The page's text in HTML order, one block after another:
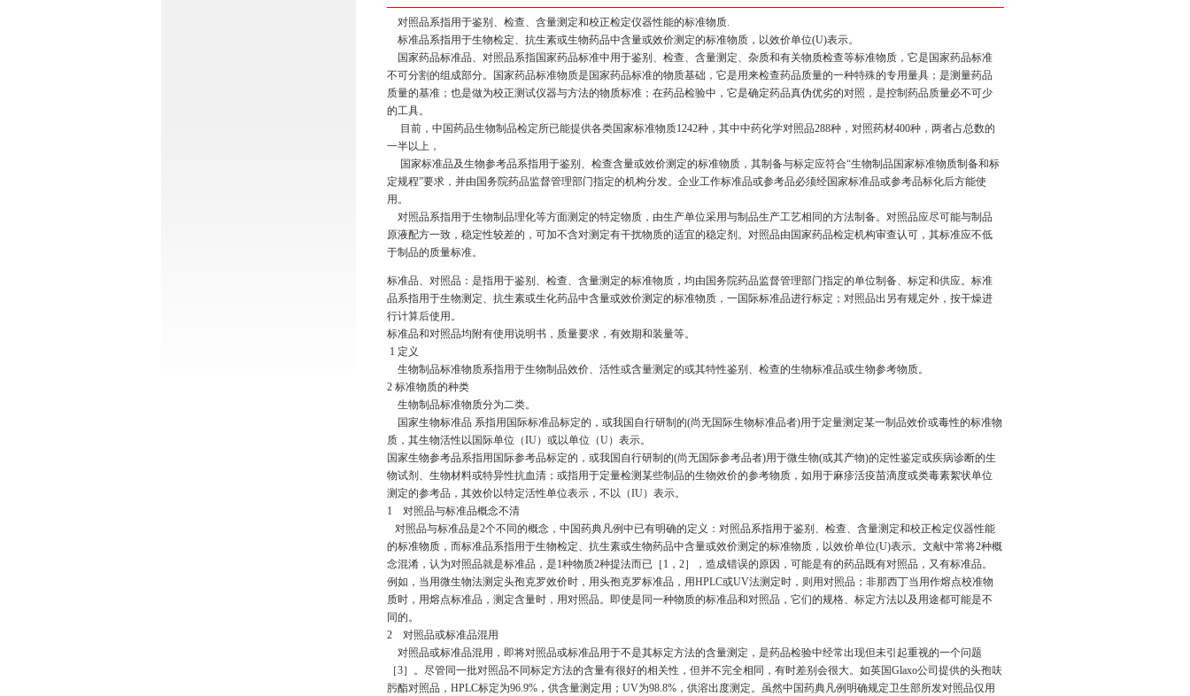
对照品系指用于鉴别、检查、含量测定和校正检定仪器性能的标准物质.
标准品系指用于生物检定、抗生素或生物药品中含量或效价测定的标准物质，以效价单位(U)表示。
国家药品标准品、对照品系指国家药品标准中用于鉴别、检查、含量测定、杂质和有关物质检查等标准物质，它是国家药品标准
不可分割的组成部分。国家药品标准物质是国家药品标准的物质基础，它是用来检查药品质量的一种特殊的专用量具；是测量药品
质量的基准；也是做为校正测试仪器与方法的物质标准；在药品检验中，它是确定药品真伪优劣的对照，是控制药品质量必不可少
的工具。
目前，中国药品生物制品检定所已能提供各类国家标准物质1242种，其中中药化学对照品288种，对照药材400种，两者占总数的
一半以上，
国家标准品及生物参考品系指用于鉴别、检查含量或效价测定的标准物质，其制备与标定应符合“生物制品国家标准物质制备和标
定规程”要求，并由国务院药品监督管理部门指定的机构分发。企业工作标准品或参考品必须经国家标准品或参考品标化后方能使
用。
对照品系指用于生物制品理化等方面测定的特定物质，由生产单位采用与制品生产工艺相同的方法制备。对照品应尽可能与制品
原液配方一致，稳定性较差的，可加不含对测定有干扰物质的适宜的稳定剂。对照品由国家药品检定机构审查认可，其标准应不低
于制品的质量标准。
标准品、对照品：是指用于鉴别、检查、含量测定的标准物质，均由国务院药品监督管理部门指定的单位制备、标定和供应。标准
品系指用于生物测定、抗生素或生化药品中含量或效价测定的标准物质，一国际标准品进行标定；对照品出另有规定外，按干燥进
行计算后使用。
标准品和对照品均附有使用说明书，质量要求，有效期和装量等。
1 定义
生物制品标准物质系指用于生物制品效价、活性或含量测定的或其特性鉴别、检查的生物标准品或生物参考物质。
2 标准物质的种类
生物制品标准物质分为二类。
国家生物标准品 系指用国际标准品标定的，或我国自行研制的(尚无国际生物标准品者)用于定量测定某一制品效价或毒性的标准物
质，其生物活性以国际单位（IU）或以单位（U）表示。
国家生物参考品系指用国际参考品标定的，或我国自行研制的(尚无国际参考品者)用于微生物(或其产物)的定性鉴定或疾病诊断的生
物试剂、生物材料或特异性抗血清；或指用于定量检测某些制品的生物效价的参考物质，如用于麻疹活疫苗滴度或类毒素絮状单位
测定的参考品，其效价以特定活性单位表示，不以（IU）表示。
1 对照品与标准品概念不清
对照品与标准品是2个不同的概念，中国药典凡例中已有明确的定义：对照品系指用于鉴别、检查、含量测定和校正检定仪器性能
的标准物质，而标准品系指用于生物检定、抗生素或生物药品中含量或效价测定的标准物质，以效价单位(U)表示。文献中常将2种概
念混淆，认为对照品就是标准品，是1种物质2种提法而已［1，2］，造成错误的原因，可能是有的药品既有对照品，又有标准品。
例如，当用微生物法测定头孢克罗效价时，用头孢克罗标准品，用HPLC或UV法测定时，则用对照品；非那西丁当用作熔点校准物
质时，用熔点标准品，测定含量时，用对照品。即使是同一种物质的标准品和对照品，它们的规格、标定方法以及用途都可能是不
同的。
2 对照品或标准品混用
对照品或标准品混用，即将对照品或标准品用于不是其标定方法的含量测定，是药品检验中经常出现但未引起重视的一个问题
［3］。尽管同一批对照品不同标定方法的含量有很好的相关性，但并不完全相同，有时差别会很大。如英国Glaxo公司提供的头孢呋
肟酯对照品，HPLC标定为96.9%，供含量测定用；UV为98.8%，供溶出度测定。虽然中国药典凡例明确规定卫生部所发对照品仅用